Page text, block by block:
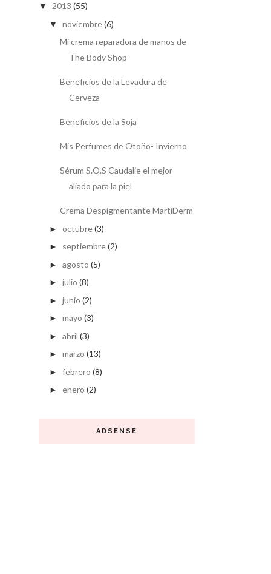
▼ 2013 (55)
▼ noviembre(6)
Mi crema reparadora de manos de
The Body Shop
Beneficios de la Levadura de
Cerveza
Beneficios de la Soja
Mis Perfumes de Otoño- Invierno
Sérum S.O.S Caudalie el mejor
aliado para la piel
Crema Despigmentante MartiDerm
► octubre(3)
► septiembre(2)
► agosto (5)
► julio (8)
► junio (2)
► mayo (3)
► abril (3)
► marzo (13)
► febrero (8)
► enero (2)
ADSENSE